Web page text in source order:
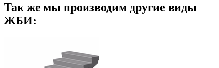
Так же мы производим другие виды
ЖБИ: